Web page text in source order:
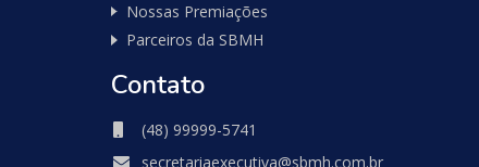
Nossas Premiações
Parceiros da SBMH
Contato
(48) 99999-5741
secretariaexecutiva@sbmh.com.br